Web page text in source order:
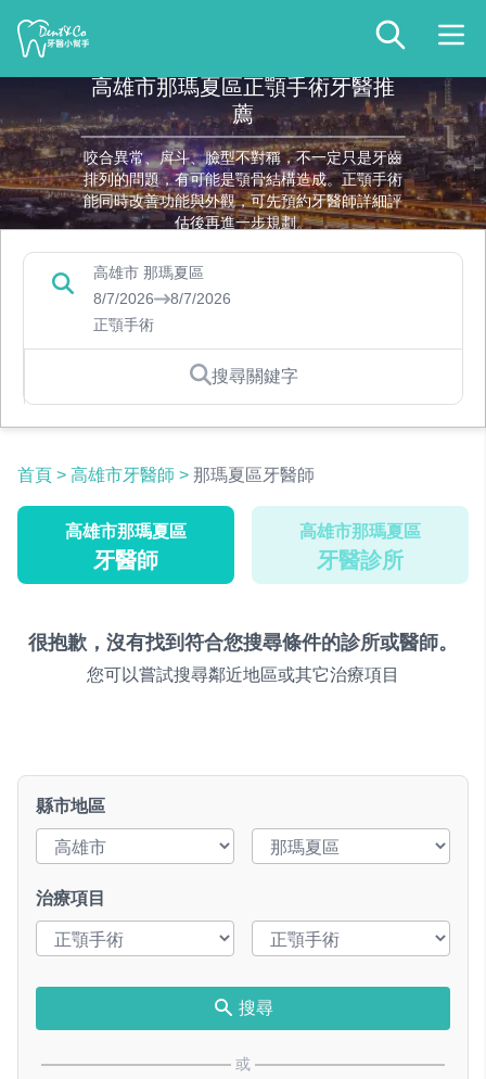
高雄市那瑪夏區正顎手術牙醫推
薦
咬合異常、戽斗、臉型不對稱，不一定只是牙齒
排列的問題，有可能是顎骨結構造成。正顎手術
能同時改善功能與外觀，可先預約牙醫師詳細評
估後再進一步規劃。
高雄市 那瑪夏區
8/7/2026
8/7/2026
正顎手術
搜尋關鍵字
首頁 > 高雄市牙醫師 > 那瑪夏區牙醫師
高雄市那瑪夏區
牙醫師
高雄市那瑪夏區
牙醫診所
很抱歉，沒有找到符合您搜尋條件的診所或醫師。
您可以嘗試搜尋鄰近地區或其它治療項目
縣市地區
治療項目
搜尋
或